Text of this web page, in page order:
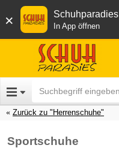
× Schuhparadies
In App öffnen
Zurück zu "Herrenschuhe"
Sportschuhe